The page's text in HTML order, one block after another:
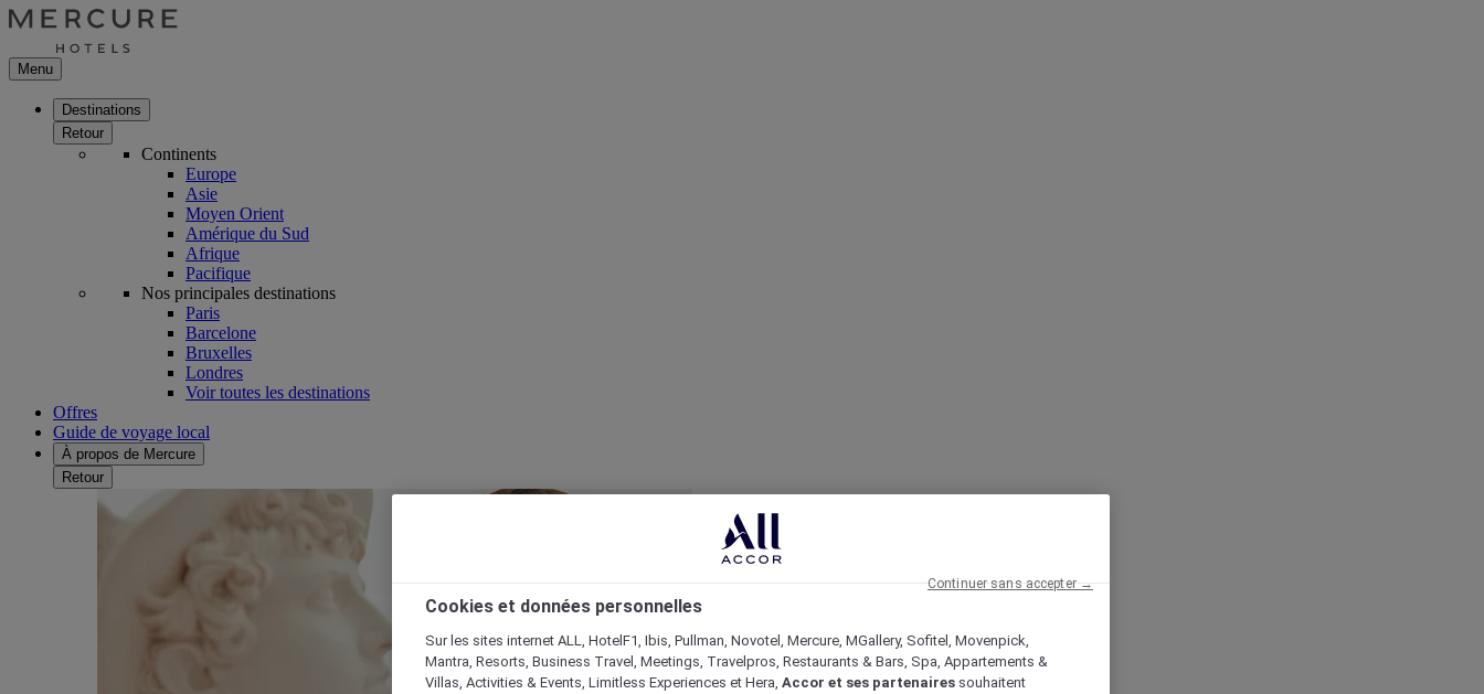
Menu
Destinations
Retour
Continents
Europe
Asie
Moyen Orient
Amérique du Sud
Afrique
Pacifique
Nos principales destinations
Paris
Barcelone
Bruxelles
Londres
Voir toutes les destinations
Offres
Guide de voyage local
À propos de Mercure
Retour
Cookies et données personnelles
Sur les sites internet ALL, HotelF1, Ibis, Pullman, Novotel, Mercure, MGallery, Sofitel, Movenpick,
Mantra, Resorts, Business Travel, Meetings, Travelpros, Restaurants & Bars, Spa, Appartements &
Villas, Activities & Events, Limitless Experiences et Hera, Accor et ses partenaires souhaitent
Continuer sans accepter →